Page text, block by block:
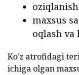
maxsus
oqlash va
Ko'z atrofidagi
ichiga olgan